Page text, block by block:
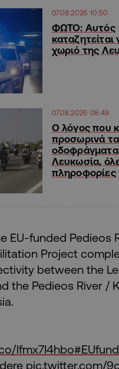
07.08.2026 10:50
ΦΩΤΟ: Αυτός
χωριό της
07.08.2026 08:49
Ο λόγος που
προσωρινά τα
Λευκωσία,
πληροφορίες
EU-funded Pedieos
Project
between the
the Pedieos River /
lfmx7I4hbo
pic.twitter.com/